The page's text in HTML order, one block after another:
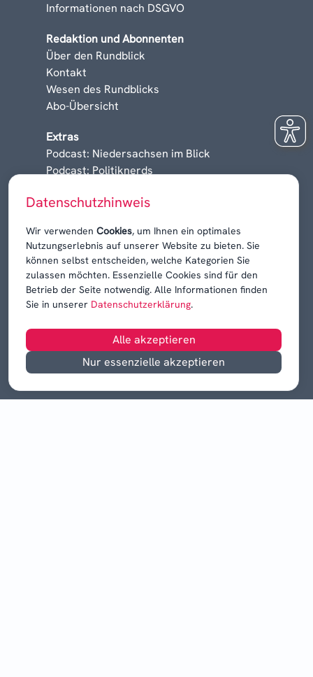
Datenschutzhinweis
Wir verwenden Cookies, um Ihnen ein optimales
Nutzungserlebnis auf unserer Website zu bieten. Sie
können selbst entscheiden, welche Kategorien Sie
zulassen möchten. Essenzielle Cookies sind für den
Betrieb der Seite notwendig. Alle Informationen finden
Sie in unserer Datenschutzerklärung.
Alle akzeptieren
Nur essenzielle akzeptieren
Informationen nach DSGVO
Redaktion und Abonnenten
Über den Rundblick
Kontakt
Wesen des Rundblicks
Abo-Übersicht
Extras
Podcast: Niedersachsen im Blick
Podcast: Politiknerds
Karrieren, Krisen & Kontroversen